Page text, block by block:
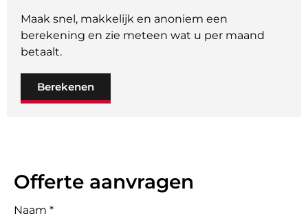
Offerte aanvragen
Naam *
Maak snel, makkelijk en anoniem een
berekening en zie meteen wat u per maand
betaalt.
Berekenen